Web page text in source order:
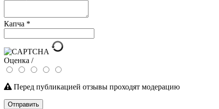
Капча *
Оценка /
Перед публикацией отзывы проходят модерацию
Отправить